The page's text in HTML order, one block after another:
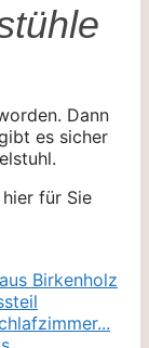
Dann
es sicher
für Sie